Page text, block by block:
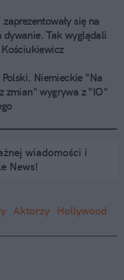
się na
dywanie. Tak wyglądali
Niemieckie "Na
zmian" wygrywa z "IO"
wiadomości i
News!
Aktorzy Hollywood